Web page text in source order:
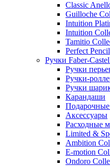
Classic
Guilloche
Intuition
Intuition
Tamitio
Perfect Pencil
Ручки Faber-
Ручки
Ручки-
Ручки
Карандаши
Аксессуары
Расходные
Limited &
Ambition
E-motion
Ondoro